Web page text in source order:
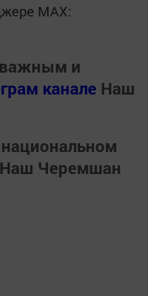
MАХ:
и
канале Наш
Наш Черемшан